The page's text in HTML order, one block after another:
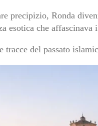
precipizio, Ronda
esotica che
tracce del passato